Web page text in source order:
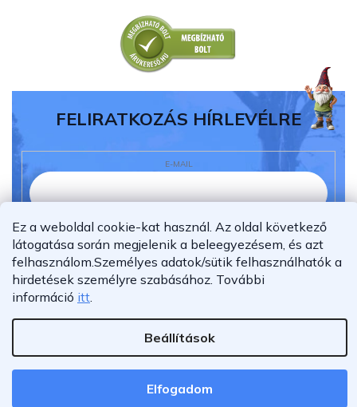
Ez a weboldal cookie-kat használ. Az oldal következő
látogatása során megjelenik a beleegyezésem, és azt
felhasználom.Személyes adatok/sütik felhasználhatók a
hirdetések személyre szabásához. További
információ itt.
Beállítások
Elfogadom
FELIRATKOZÁS HÍRLEVÉLRE
E-MAIL
Elolvastam és megértettem azadatvédelmi
nyilatkozatot.
Feliratkozás
Shoptet Premium készítette